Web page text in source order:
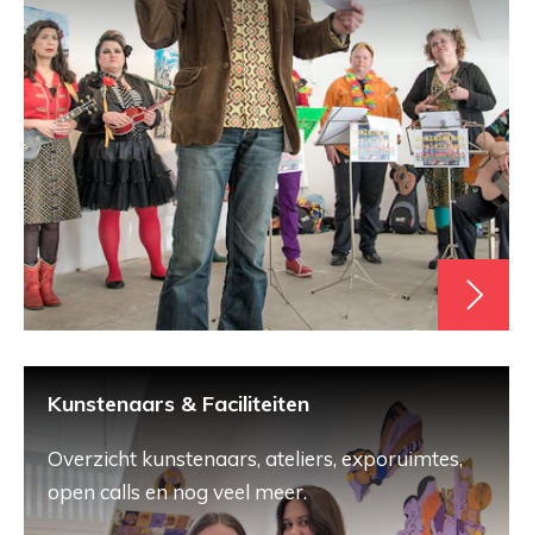
Kunstenaars & Faciliteiten
Overzicht kunstenaars, ateliers, exporuimtes,
open calls en nog veel meer.